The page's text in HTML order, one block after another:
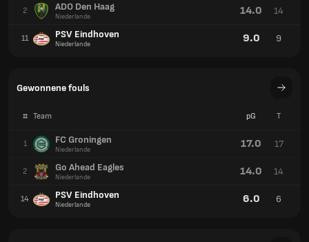
2 ADO Den Haag
Niederlande 14.0 14
11 PSV Eindhoven
Niederlande 9.0 9
Gewonnene fouls
# Team pG T
1 FC Groningen
Niederlande 17.0 17
2 Go Ahead Eagles
Niederlande 14.0 14
14 PSV Eindhoven
Niederlande 6.0 6